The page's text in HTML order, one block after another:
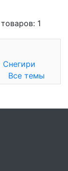
1
Снегири
Все темы